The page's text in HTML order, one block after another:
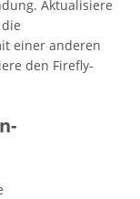
Aktualisiere
einer anderen
den Firefly-